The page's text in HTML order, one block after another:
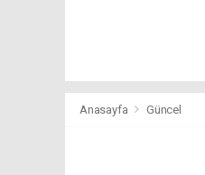
Anasayfa Güncel